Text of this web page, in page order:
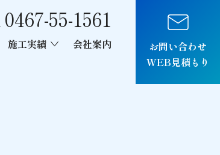
0467-55-1561
施工実績 会社案内
お問い合わせ
WEB見積もり